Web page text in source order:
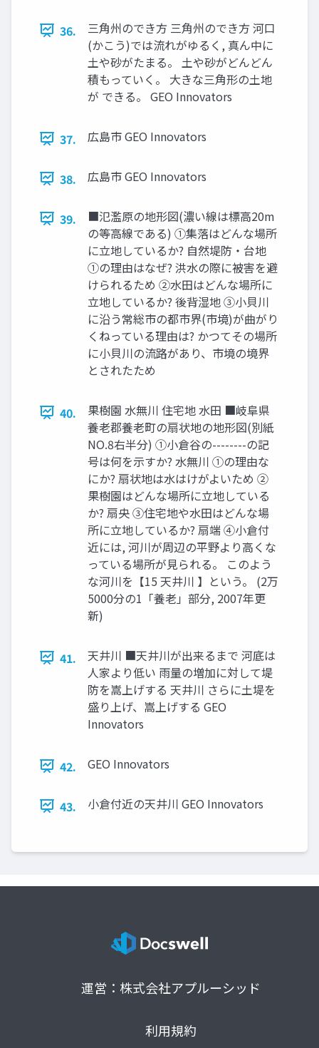
36.
三角州のでき方 三角州のでき方 河口
(かこう)では流れがゆるく, 真ん中に
土や砂がたまる。 土や砂がどんどん
積もっていく。 大きな三角形の土地
が できる。 GEO Innovators
37. 広島市 GEO Innovators
38. 広島市 GEO Innovators
39.
■氾濫原の地形図(濃い線は標高20m
の等高線である) ①集落はどんな場所
に立地しているか? 自然堤防・台地
①の理由はなぜ? 洪水の際に被害を避
けられるため ②水田はどんな場所に
立地しているか? 後背湿地 ③小貝川
に沿う常総市の都市界(市境)が曲がり
くねっている理由は? かつてその場所
に小貝川の流路があり、市境の境界
とされたため
40.
果樹園 水無川 住宅地 水田 ■岐阜県
養老郡養老町の扇状地の地形図(別紙
NO.8右半分) ①小倉谷の--------の記
号は何を示すか? 水無川 ①の理由な
にか? 扇状地は水はけがよいため ②
果樹園はどんな場所に立地している
か? 扇央 ③住宅地や水田はどんな場
所に立地しているか? 扇端 ④小倉付
近には, 河川が周辺の平野より高くな
っている場所が見られる。 このよう
な河川を【15 天井川 】という。 (2万
5000分の1「養老」部分, 2007年更
新)
41.
天井川 ■天井川が出来るまで 河底は
人家より低い 雨量の増加に対して堤
防を嵩上げする 天井川 さらに土堤を
盛り上げ、嵩上げする GEO
Innovators
42. GEO Innovators
43. 小倉付近の天井川 GEO Innovators
運営：株式会社アプルーシッド
利用規約